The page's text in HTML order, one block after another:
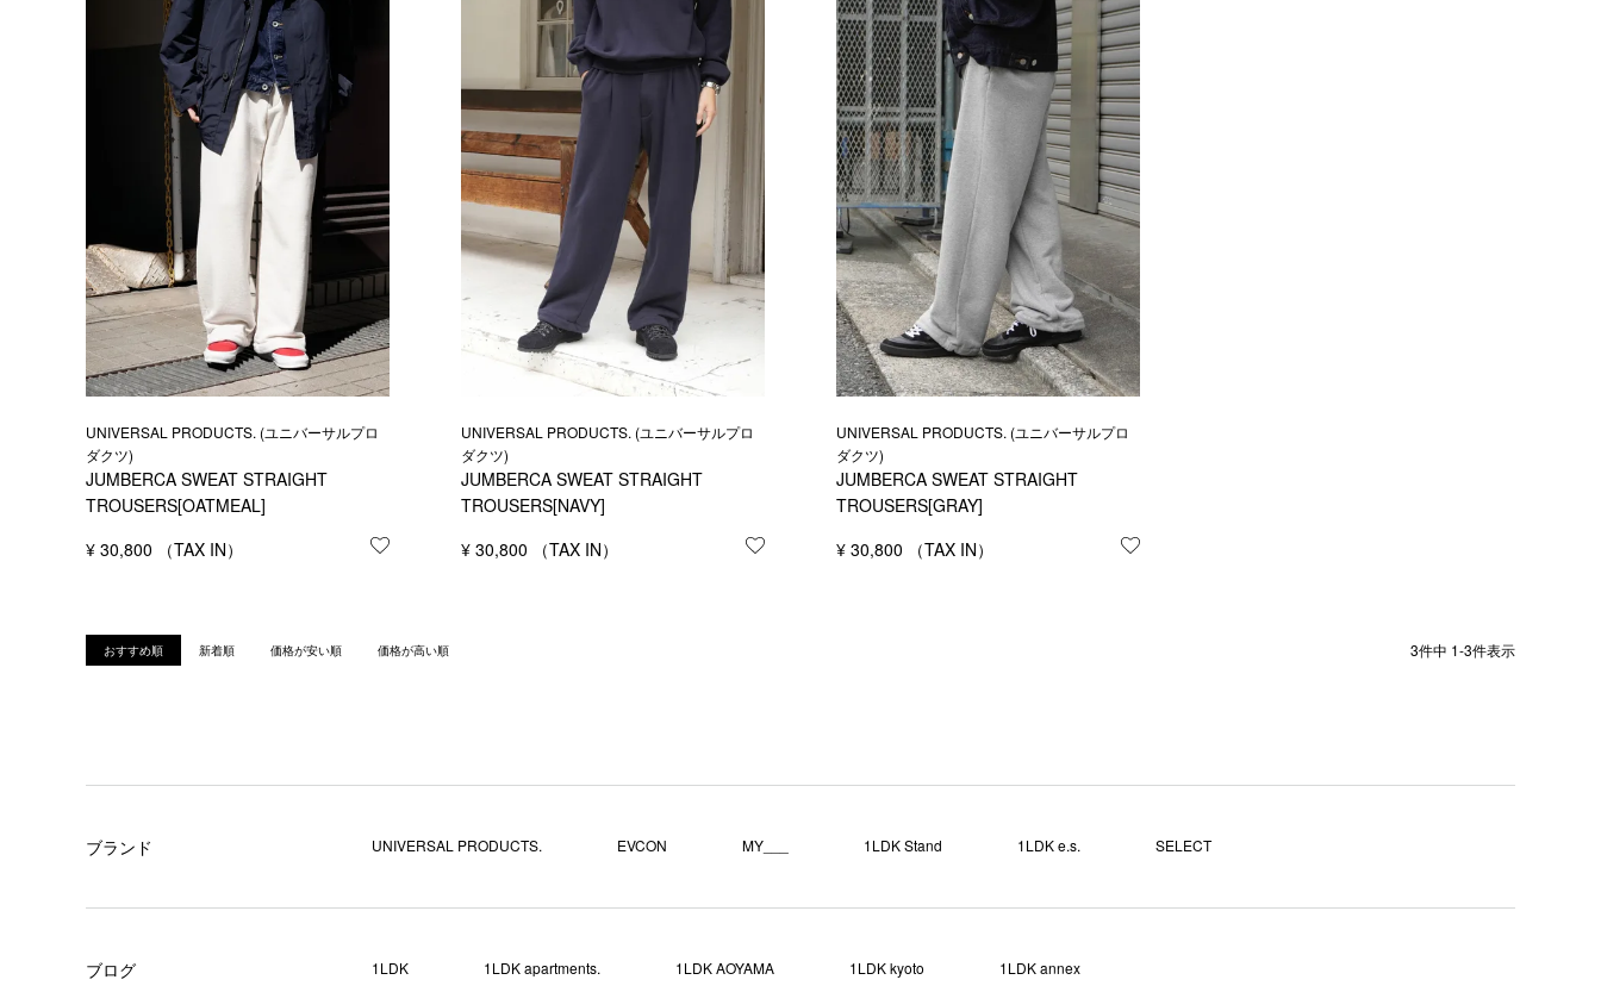
UNIVERSAL PRODUCTS. (ユニバーサルプロ
ダクツ)
JUMBERCA SWEAT STRAIGHT
TROUSERS[OATMEAL]
¥ 30,800 お気に入りに登録する
UNIVERSAL PRODUCTS. (ユニバーサルプロ
ダクツ)
JUMBERCA SWEAT STRAIGHT
TROUSERS[NAVY]
¥ 30,800 お気に入りに登録する
UNIVERSAL PRODUCTS. (ユニバーサルプロ
ダクツ)
JUMBERCA SWEAT STRAIGHT
TROUSERS[GRAY]
¥ 30,800
おすすめ順 新着順 価格が安い順 価格が高い順 3件中 1-3件表示
ブランド UNIVERSAL PRODUCTS. EVCON MY___ 1LDK Stand 1LDK e.s. SELECT
ブログ 1LDK 1LDK apartments. 1LDK AOYAMA 1LDK kyoto 1LDK annex